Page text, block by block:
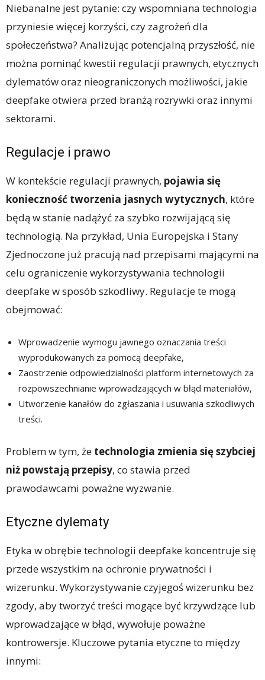
Niebanalne jest pytanie: czy wspomniana technologia
przyniesie więcej korzyści, czy zagrożeń dla
społeczeństwa? Analizując potencjalną przyszłość, nie
można pominąć kwestii regulacji prawnych, etycznych
dylematów oraz nieograniczonych możliwości, jakie
deepfake otwiera przed branżą rozrywki oraz innymi
sektorami.
Regulacje i prawo
W kontekście regulacji prawnych, pojawia się
konieczność tworzenia jasnych wytycznych, które
będą w stanie nadążyć za szybko rozwijającą się
technologią. Na przykład, Unia Europejska i Stany
Zjednoczone już pracują nad przepisami mającymi na
celu ograniczenie wykorzystywania technologii
deepfake w sposób szkodliwy. Regulacje te mogą
obejmować:
Wprowadzenie wymogu jawnego oznaczania treści
wyprodukowanych za pomocą deepfake,
Zaostrzenie odpowiedzialności platform internetowych za
rozpowszechnianie wprowadzających w błąd materiałów,
Utworzenie kanałów do zgłaszania i usuwania szkodliwych
treści.
Problem w tym, że technologia zmienia się szybciej
niż powstają przepisy, co stawia przed
prawodawcami poważne wyzwanie.
Etyczne dylematy
Etyka w obrębie technologii deepfake koncentruje się
przede wszystkim na ochronie prywatności i
wizerunku. Wykorzystywanie czyjegoś wizerunku bez
zgody, aby tworzyć treści mogące być krzywdzące lub
wprowadzające w błąd, wywołuje poważne
kontrowersje. Kluczowe pytania etyczne to między
innymi: